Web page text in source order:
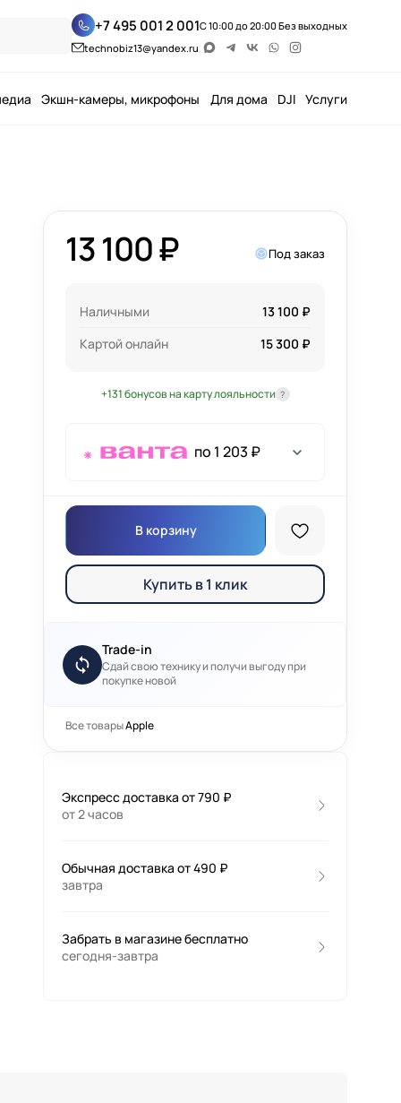
+7 495 001 2 001С 10:00 до 20:00 Без выходных
technobiz13@yandex.ru
Экшн-камеры, микрофоны Для дома DJI Услуги
13 100 ₽ Под заказ
Наличными
13 100 ₽
Картой онлайн
15 300 ₽
+131 бонусов на карту лояльности ?
по 1 203 ₽
В корзину
Купить в 1 клик
Trade-in
Сдай свою технику и получи выгоду при
покупке новой
Все товарыApple
Экспресс доставка от 790 ₽
от 2 часов
Обычная доставка от 490 ₽
завтра
Забрать в магазине бесплатно
сегодня-завтра